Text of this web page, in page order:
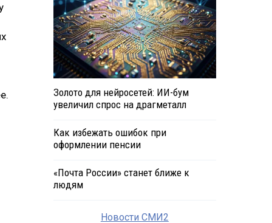
Золото для нейросетей: ИИ-бум
увеличил спрос на драгметалл
Как избежать ошибок при
оформлении пенсии
«Почта России» станет ближе к
людям
Новости СМИ2